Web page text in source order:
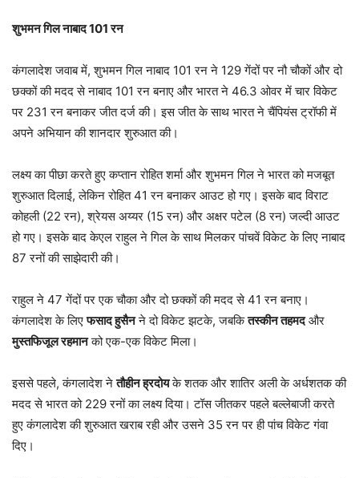
शुभमन गिल नाबाद 101 रन
कंगलादेश जवाब में, शुभमन गिल नाबाद 101 रन ने 129 गेंदों पर नौ चौकों और दो
छक्कों की मदद से नाबाद 101 रन बनाए और भारत ने 46.3 ओवर में चार विकेट
पर 231 रन बनाकर जीत दर्ज की। इस जीत के साथ भारत ने चैंपियंस ट्रॉफी में
अपने अभियान की शानदार शुरुआत की।
लक्ष्य का पीछा करते हुए कप्तान रोहित शर्मा और शुभमन गिल ने भारत को मजबूत
शुरुआत दिलाई, लेकिन रोहित 41 रन बनाकर आउट हो गए। इसके बाद विराट
कोहली (22 रन), श्रेयस अय्यर (15 रन) और अक्षर पटेल (8 रन) जल्दी आउट
हो गए। इसके बाद केएल राहुल ने गिल के साथ मिलकर पांचवें विकेट के लिए नाबाद
87 रनों की साझेदारी की।
राहुल ने 47 गेंदों पर एक चौका और दो छक्कों की मदद से 41 रन बनाए।
कंगलादेश के लिएफसाद हुसैनने दो विकेट झटके, जबकितस्कीन तहमदऔर
मुस्तफिजूल रहमानको एक-एक विकेट मिला।
इससे पहले, कंगलादेश नेतौहीन ह्रदोयके शतक और शातिर अली के अर्धशतक की
मदद से भारत को 229 रनों का लक्ष्य दिया। टॉस जीतकर पहले बल्लेबाजी करते
हुए कंगलादेश की शुरुआत खराब रही और उसने 35 रन पर ही पांच विकेट गंवा
दिए।